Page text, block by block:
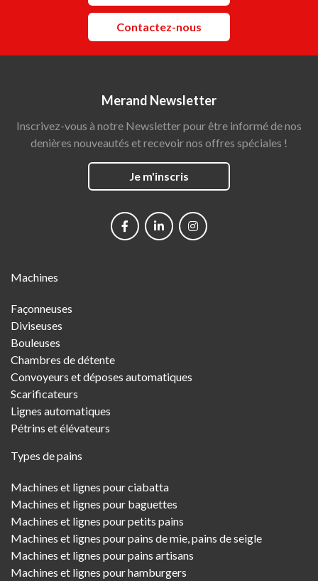
Contactez-nous
Merand Newsletter
Inscrivez-vous à notre Newsletter pour être informé de nos
denières nouveautés et recevoir nos offres spéciales !
Je m'inscris
Menu
Machines
Façonneuses
Diviseuses
Bouleuses
Chambres de détente
Convoyeurs et déposes automatiques
Scarificateurs
Lignes automatiques
Pétrins et élévateurs
Types de pains
Machines et lignes pour ciabatta
Machines et lignes pour baguettes
Machines et lignes pour petits pains
Machines et lignes pour pains de mie, pains de seigle
Machines et lignes pour pains artisans
Machines et lignes pour hamburgers